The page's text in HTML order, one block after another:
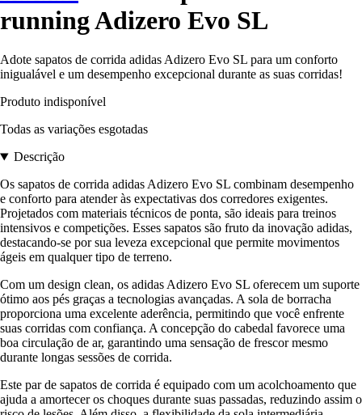
running Adizero Evo SL
Adote sapatos de corrida adidas Adizero Evo SL para um conforto
inigualável e um desempenho excepcional durante as suas corridas!
Produto indisponível
Todas as variações esgotadas
Descrição
Os sapatos de corrida adidas Adizero Evo SL combinam desempenho
e conforto para atender às expectativas dos corredores exigentes.
Projetados com materiais técnicos de ponta, são ideais para treinos
intensivos e competições. Esses sapatos são fruto da inovação adidas,
destacando-se por sua leveza excepcional que permite movimentos
ágeis em qualquer tipo de terreno.
Com um design clean, os adidas Adizero Evo SL oferecem um suporte
ótimo aos pés graças a tecnologias avançadas. A sola de borracha
proporciona uma excelente aderência, permitindo que você enfrente
suas corridas com confiança. A concepção do cabedal favorece uma
boa circulação de ar, garantindo uma sensação de frescor mesmo
durante longas sessões de corrida.
Este par de sapatos de corrida é equipado com um acolchoamento que
ajuda a amortecer os choques durante suas passadas, reduzindo assim o